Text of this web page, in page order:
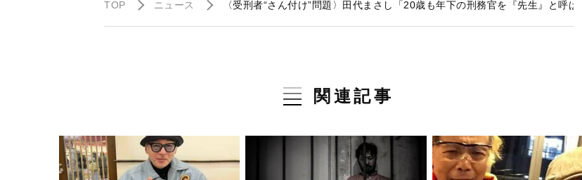
TOP ニュース 〈受刑者“さん付け”問題〉田代まさし「20歳も年下の刑務官を『先生』と
関連記事